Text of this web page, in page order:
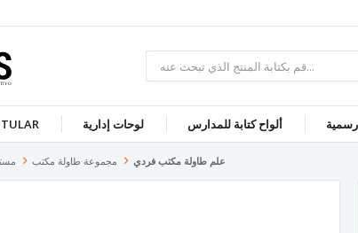
لوحات إدارية ألواح كتابة للمدارس رسمية
مجموعة طاولة مكتب علم طاولة مكتب فردي